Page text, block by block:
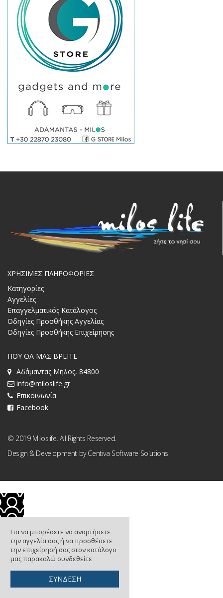
ΧΡΗΣΙΜΕΣ ΠΛΗΡΟΦΟΡΙΕΣ
Κατηγορίες
Αγγελίες
Επαγγελματικός Κατάλογος
Οδηγίες Προσθήκης Αγγελίας
Οδηγίες Προσθήκης Επιχείρησης
ΠΟΥ ΘΑ ΜΑΣ ΒΡΕΙΤΕ
Αδάμαντας Μήλος, 84800
info@miloslife.gr
Επικοινωνία
Facebook
© 2019 Miloslife. All Rights Reserved.
Design & Development byCentiva Software Solutions
Για να μπορέσετε να αναρτήσετε
την αγγελία σας ή να προσθέσετε
την επιχείρησή σας στον κατάλογο
μας παρακαλώ συνδεθείτε
ΣΥΝΔΕΣΗ